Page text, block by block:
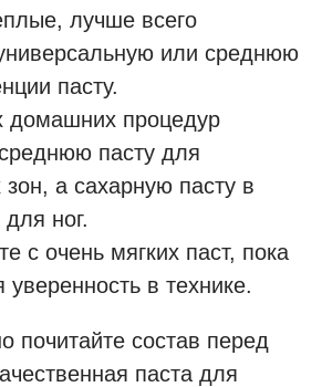
лучше всего
или среднюю
пасту.
домашних процедур
пасту для
а сахарную пасту в
ног.
с очень мягких паст, пока
уверенность в технике.
почитайте состав перед
паста для